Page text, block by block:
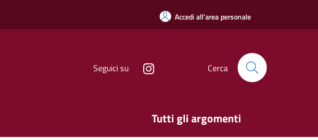
Accedi all'area personale
Seguici su Cerca
Tutti gli argomenti